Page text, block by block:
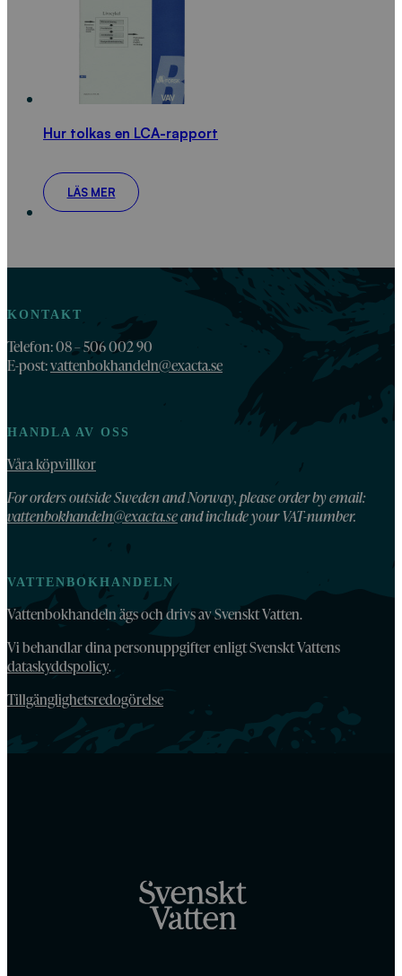
Hur tolkas en LCA-rapport
LÄS MER
KONTAKT
Telefon: 08 – 506 002 90
E-post:vattenbokhandeln@exacta.se
HANDLA AV OSS
Våra köpvillkor
For orders outside Sweden and Norway, please order by email:
vattenbokhandeln@exacta.seand include your VAT-number.
VATTENBOKHANDELN
Vattenbokhandeln ägs och drivs av Svenskt Vatten.
Vi behandlar dina personuppgifter enligt Svenskt Vattens
dataskyddspolicy.
Tillgänglighetsredogörelse